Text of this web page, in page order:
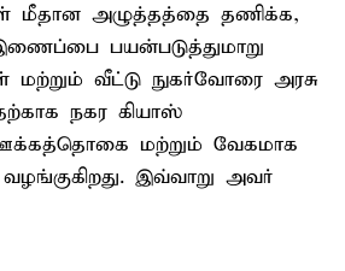
மீதான அழுத்தத்தை தணிக்க,
பயன்படுத்துமாறு
மற்றும் வீட்டு நுகர்வோரை அரசு
நகர கியாஸ்
ஊக்கத்தொகை மற்றும் வேகமாக
இவ்வாறு அவர்